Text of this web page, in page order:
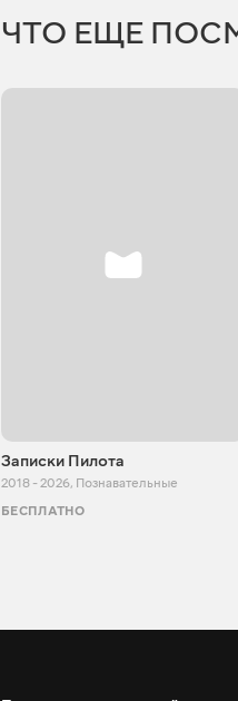
ЧТО ЕЩЕ
Записки Пилота
2018 - 2026, Познавательные
БЕСПЛАТНО